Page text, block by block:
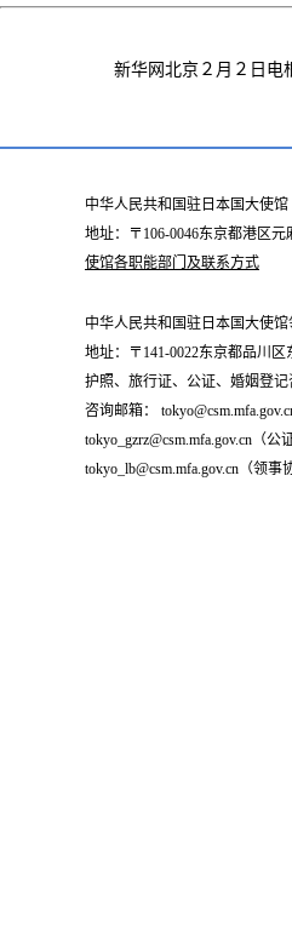
新华网北京２月２日电根
中华人民共和国驻日本国大使馆
地址：〒106-0046东京都港区
使馆各职能部门及联系方式
中华人民共和国驻日本国大使馆
地址：〒141-0022东京都品川区
护照、旅行证、公证、婚姻登记
咨询邮箱：
tokyo_gzrz@csm.mfa.gov.cn（公
tokyo_lb@csm.mfa.gov.cn（领事